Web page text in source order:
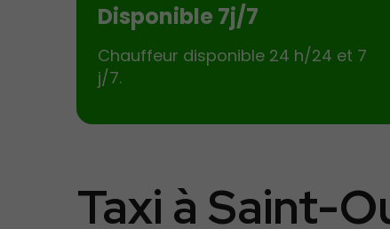
Disponible 7j/7
Chauffeur disponible 24 h/24 et 7
j/7.
Taxi à Saint-